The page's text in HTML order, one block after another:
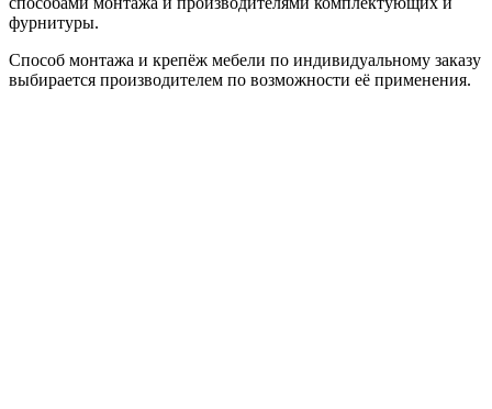
фурнитуры.
Способ монтажа и крепёж мебели по индивидуальному заказу
выбирается производителем по возможности её применения.